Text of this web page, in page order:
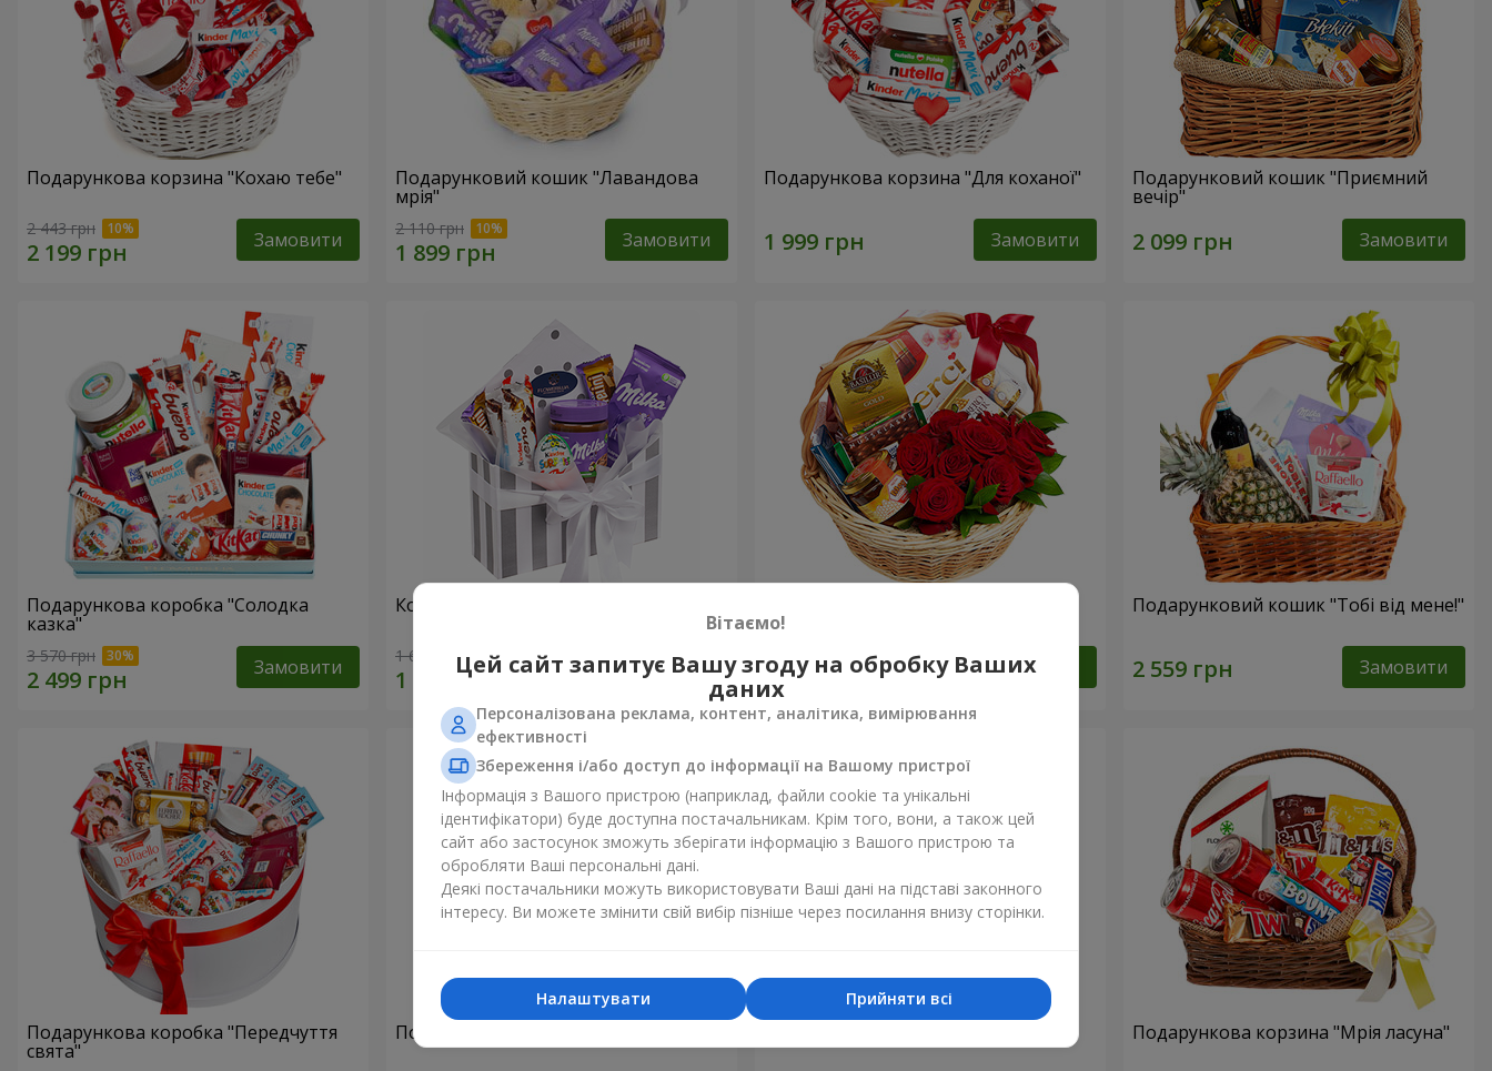
Подарункова корзина "Кохаю тебе"
2 443 грн Замовити
Подарунковий кошик "Лавандова
мрія"
2 110 грн Замовити
Подарункова корзина "Для коханої"
Замовити
Подарунковий кошик "Приємний
вечір"
Замовити
Подарункова коробка "Солодка
казка"
3 570 грн Замовити
Композиція "Солодка ніжність"
1 666 грн Замовити 4 124 грн Замовити
Подарунковий кошик "Тобі від мене!"
Замовити
Подарункова коробка "Передчуття
свята"
Подарунковий кошик "Дитяче свято!" Подарункова корзина "Мрія ласуна"
Вітаємо!
Цей сайт запитує Вашу згоду на обробку Ваших
даних
Персоналізована реклама, контент, аналітика, вимірювання
ефективності
Збереження і/або доступ до інформації на Вашому пристрої
Інформація з Вашого пристрою (наприклад, файли cookie та унікальні
ідентифікатори) буде доступна постачальникам. Крім того, вони, а також цей
сайт або застосунок зможуть зберігати інформацію з Вашого пристрою та
обробляти Ваші персональні дані.
Деякі постачальники можуть використовувати Ваші дані на підставі законного
інтересу. Ви можете змінити свій вибір пізніше через посилання внизу сторінки.
Прийняти всі
Налаштувати